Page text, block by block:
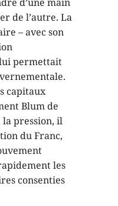
de l’autre. La
– avec son
permettait
capitaux
Blum de
la pression, il
du Franc,
les
consenties